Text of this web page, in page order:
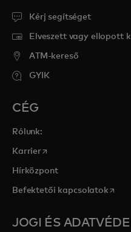
Kérj segítséget
Elveszett vagy ellopott
ATM-kereső
GYIK
CÉG
Rólunk:
Karrieropens in a new tab
Hírközpont
Befektetői kapcsolatok
JOGI ÉS